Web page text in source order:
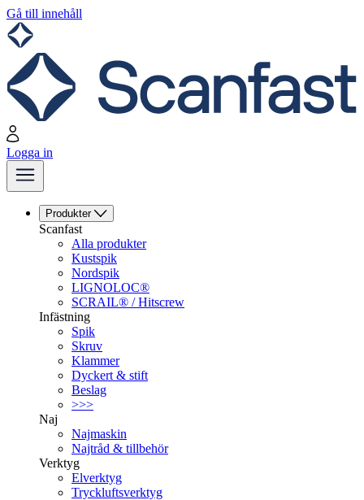
Gå till innehåll
Logga in
Produkter
Scanfast
Alla produkter
Kustspik
Nordspik
LIGNOLOC®
SCRAIL® / Hitscrew
Infästning
Spik
Skruv
Klammer
Dyckert & stift
Beslag
>>>
Naj
Najmaskin
Najtråd & tillbehör
Verktyg
Elverktyg
Tryckluftsverktyg